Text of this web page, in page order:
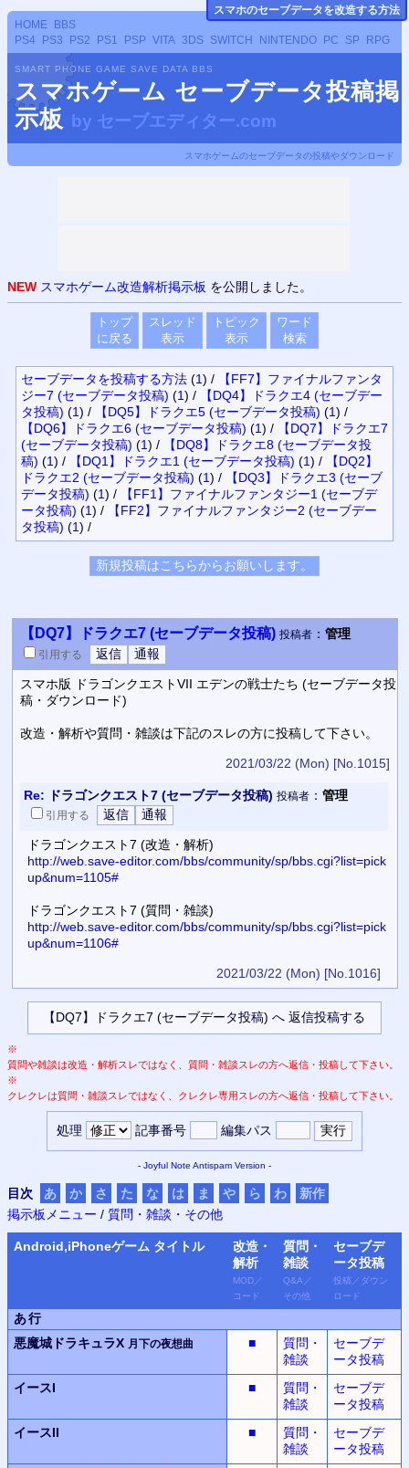
HOME
BBS
PS4
PS3 PS2 PS1 PSP VITA 3DS SWITCH NINTENDO PC SP RPG
SMART PHONE GAME SAVE DATA BBS
スマホゲーム セーブデータ投稿掲
示板 by セーブエディター.com
スマホゲームのセーブデータの投稿やダウンロード
NEW スマホゲーム改造解析掲示板 を公開しました。
トップ
に戻る
スレッド
表示
トピック
表示
ワード
検索
セーブデータを投稿する方法 (1) /
【FF7】ファイナルファンタ
ジー7 (セーブデータ投稿) (1) /
【DQ4】ドラクエ4 (セーブデー
タ投稿) (1) / 【DQ5】ドラクエ5 (セーブデータ投稿) (1) /
【DQ6】ドラクエ6 (セーブデータ投稿) (1) /
【DQ7】ドラクエ7
(セーブデータ投稿) (1) /
【DQ8】ドラクエ8 (セーブデータ投
稿) (1) / 【DQ1】ドラクエ1 (セーブデータ投稿) (1) /
【DQ2】
ドラクエ2 (セーブデータ投稿) (1) /
【DQ3】ドラクエ3 (セーブ
データ投稿) (1) /
【FF1】ファイナルファンタジー1 (セーブデ
ータ投稿) (1) /
【FF2】ファイナルファンタジー2 (セーブデー
タ投稿) (1) /
【DQ7】ドラクエ7 (セーブデータ投稿) 投稿者： 管理
引用する
スマホ版 ドラゴンクエストVII エデンの戦士たち (セーブデータ投
稿・ダウンロード)
改造・解析や質問・雑談は下記のスレの方に投稿して下さい。
2021/03/22 (Mon) [No.1015]
Re: ドラゴンクエスト7 (セーブデータ投稿) 投稿者： 管理
引用する
ドラゴンクエスト7 (改造・解析)
http://web.save-editor.com/bbs/community/sp/bbs.cgi?list=pick
up&num=1105#
ドラゴンクエスト7 (質問・雑談)
http://web.save-editor.com/bbs/community/sp/bbs.cgi?list=pick
up&num=1106#
2021/03/22 (Mon) [No.1016]
※
質問や雑談は改造・解析スレではなく、質問・雑談スレの方へ返信・投稿して下さい。
※
クレクレは質問・雑談スレではなく、クレクレ専用スレの方へ返信・投稿して下さい。
処理 記事番号 編集パス
- Joyful Note Antispam Version -
目次 あ か さ た な は ま や ら わ
新作
掲示板メニュー / 質問・雑談・その他
Android,iPhoneゲーム タイトル
改造・
解析
MOD ／
コード
質問・
雑談
Q&A ／
その他
セーブデ
ータ投稿
投稿 ／ ダウン
ロード
あ行
悪魔城ドラキュラX 月下の夜想曲 ■
質問・
雑談
セーブデ
ータ投稿
イースI
■
質問・
雑談
セーブデ
ータ投稿
イースII
■
質問・
雑談
セーブデ
ータ投稿
スマホのセーブデータを改造する方法